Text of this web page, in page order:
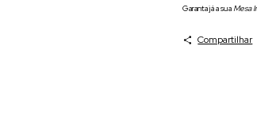
Garanta já a suaMesa
Compartilhar